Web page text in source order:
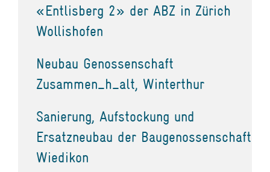
«Entlisberg 2» der ABZ in Zürich
Wollishofen
Neubau Genossenschaft
Zusammen_h_alt, Winterthur
Sanierung, Aufstockung und
Ersatzneubau der Baugenossenschaft
Wiedikon